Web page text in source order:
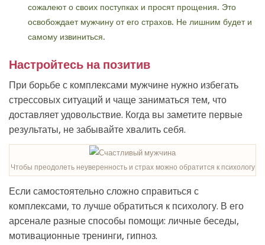
сожалеют о своих поступках и просят прощения. Это
освобождает мужчину от его страхов. Не лишним будет и
самому извиниться.
Настройтесь на позитив
При борьбе с комплексами мужчине нужно избегать
стрессовых ситуаций и чаще заниматься тем, что
доставляет удовольствие. Когда вы заметите первые
результаты, не забывайте хвалить себя.
Чтобы преодолеть неуверенность и страх можно обратится к психологу
Если самостоятельно сложно справиться с
комплексами, то лучше обратиться к психологу. В его
арсенале разные способы помощи: личные беседы,
мотивационные тренинги, гипноз.